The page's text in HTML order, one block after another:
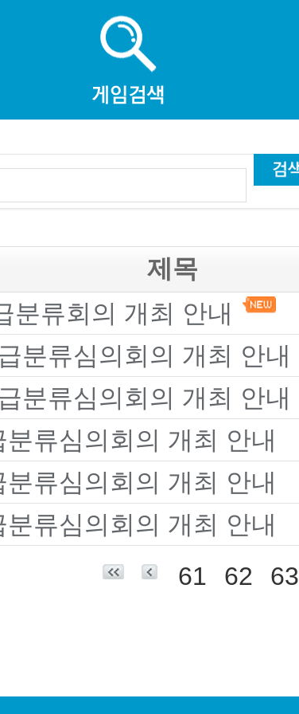
제목
분류회의 개최 안내
분류심의회의 개최 안내
분류심의회의 개최 안내
류심의회의 개최 안내
류심의회의 개최 안내
류심의회의 개최 안내
61
62 63